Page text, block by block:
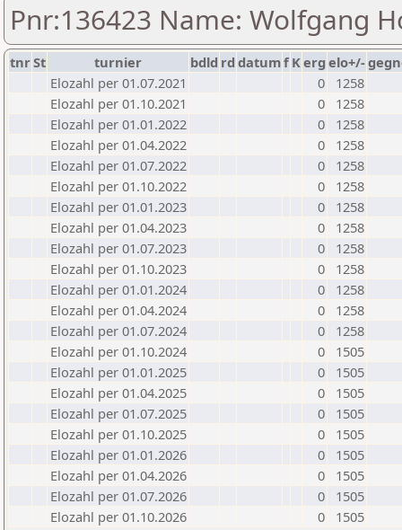
Pnr:136423 Name: Wolfgang
tnrSt turnier bdld rd datumf Kerg elo+/-
Elozahl per 01.07.2021
0
1258
Elozahl per 01.10.2021
0
1258
Elozahl per 01.01.2022
0
1258
Elozahl per 01.04.2022
0
1258
Elozahl per 01.07.2022
0
1258
Elozahl per 01.10.2022
0
1258
Elozahl per 01.01.2023
0
1258
Elozahl per 01.04.2023
0
1258
Elozahl per 01.07.2023
0
1258
Elozahl per 01.10.2023
0
1258
Elozahl per 01.01.2024
0
1258
Elozahl per 01.04.2024
0
1258
Elozahl per 01.07.2024
0
1258
Elozahl per 01.10.2024
0
1505
Elozahl per 01.01.2025
0
1505
Elozahl per 01.04.2025
0
1505
Elozahl per 01.07.2025
0
1505
Elozahl per 01.10.2025
0
1505
Elozahl per 01.01.2026
0
1505
Elozahl per 01.04.2026
0
1505
Elozahl per 01.07.2026
0
1505
Elozahl per 01.10.2026
0 1505